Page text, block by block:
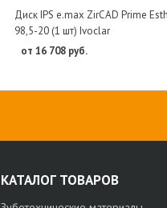
Диск IPS e.max ZirCAD Prime
98,5-20 (1 шт) Ivoclar
от 16 708 руб.
КАТАЛОГ ТОВАРОВ